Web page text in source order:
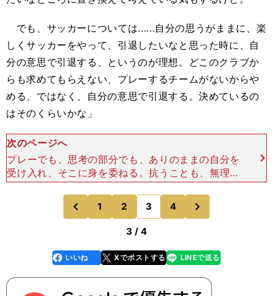
でも、サッカーについては......自分の思うがままに、楽
しくサッカーをやって、引退したいなと思った時に、自
分の意思で引退する、というのが理想。どこのクラブか
らも求めてもらえない、プレーするチームがないからや
める、ではなく、自分の意思で引退する。決めているの
はそのくらいかな」
次のページへ
プレーでも、思考の部分でも、ありのままの自分を
受け入れ、そこに身を委ねる。抗うことも、無理を
することもない。自分に正直に、気持ちの赴くまま
に、ゆらゆらと、ふわふわと。 一見、緩くも見え
るその姿を、と
前
のページへ
1 2 3 4
のページへ
3 / 4
faceboo
k
いいね Xでポストする
line LINEで送る